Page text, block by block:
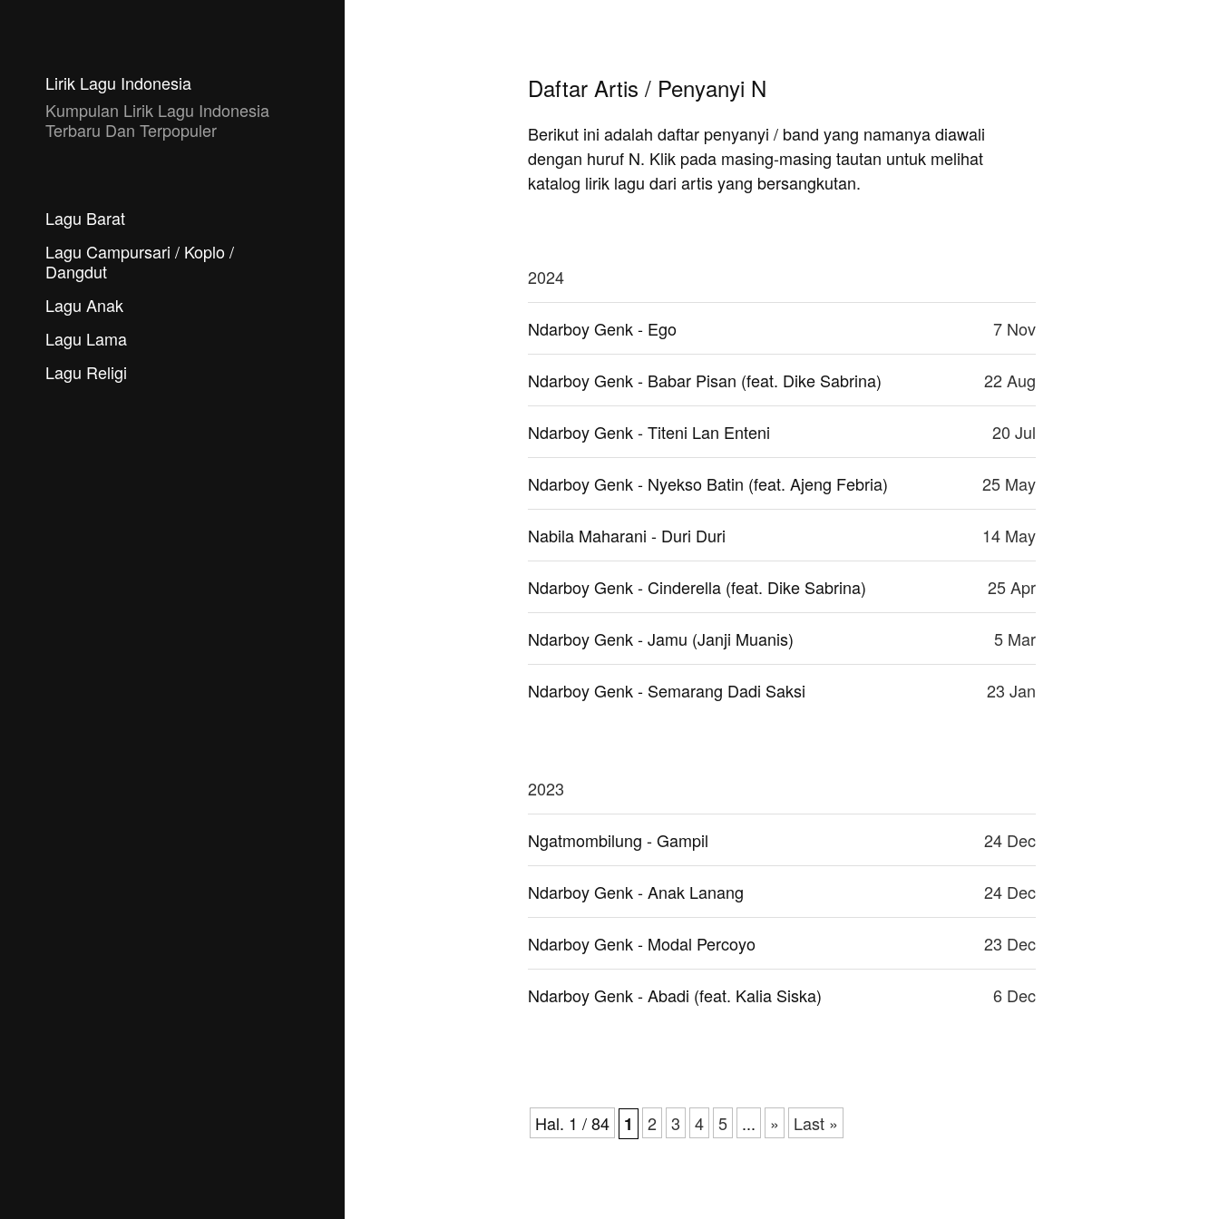
Lirik Lagu Indonesia
Kumpulan Lirik Lagu Indonesia
Terbaru Dan Terpopuler
Lagu Barat
Lagu Campursari / Koplo /
Dangdut
Lagu Anak
Lagu Lama
Lagu Religi
Daftar Artis / Penyanyi N
Berikut ini adalah daftar penyanyi / band yang namanya diawali
dengan huruf N. Klik pada masing-masing tautan untuk melihat
katalog lirik lagu dari artis yang bersangkutan.
2024
Ndarboy Genk - Ego 7 Nov
Ndarboy Genk - Babar Pisan (feat. Dike Sabrina) 22 Aug
Ndarboy Genk - Titeni Lan Enteni 20 Jul
Ndarboy Genk - Nyekso Batin (feat. Ajeng Febria) 25 May
Nabila Maharani - Duri Duri 14 May
Ndarboy Genk - Cinderella (feat. Dike Sabrina) 25 Apr
Ndarboy Genk - Jamu (Janji Muanis) 5 Mar
Ndarboy Genk - Semarang Dadi Saksi 23 Jan
2023
Ngatmombilung - Gampil 24 Dec
Ndarboy Genk - Anak Lanang 24 Dec
Ndarboy Genk - Modal Percoyo 23 Dec
Ndarboy Genk - Abadi (feat. Kalia Siska) 6 Dec
Hal. 1 / 84 1 2 3 4 5 ... » Last »